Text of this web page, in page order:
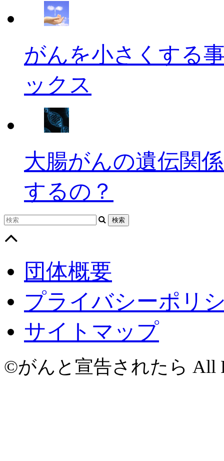
がんを小さくする
ックス
大腸がんの遺伝関
するの？
団体概要
プライバシーポリ
サイトマップ
©がんと宣告されたら All